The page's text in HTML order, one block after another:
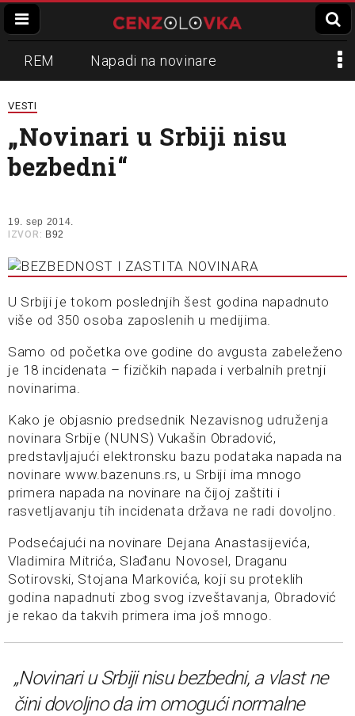
REM Napadi na novinare
Zvučni top
Propaganda Lokalni mediji
Informer
VESTI
„Novinari u Srbiji nisu
bezbedni“
19. sep 2014.
IZVOR: B92
U Srbiji je tokom poslednjih šest godina napadnuto
više od 350 osoba zaposlenih u medijima.
Samo od početka ove godine do avgusta zabeleženo
je 18 incidenata – fizičkih napada i verbalnih pretnji
novinarima.
Kako je objasnio predsednik Nezavisnog udruženja
novinara Srbije (NUNS) Vukašin Obradović,
predstavljajući elektronsku bazu podataka napada na
novinare www.bazenuns.rs, u Srbiji ima mnogo
primera napada na novinare na čijoj zaštiti i
rasvetljavanju tih incidenata država ne radi dovoljno.
Podsećajući na novinare Dejana Anastasijevića,
Vladimira Mitrića, Slađanu Novosel, Draganu
Sotirovski, Stojana Markovića, koji su proteklih
godina napadnuti zbog svog izveštavanja, Obradović
je rekao da takvih primera ima još mnogo.
„Novinari u Srbiji nisu bezbedni, a vlast ne
čini dovoljno da im omogući normalne